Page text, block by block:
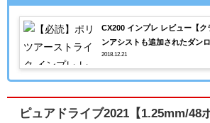
CX200 インプレ レビュー【
ンアシストも追加されたダン
2018.12.21
ピュアドライブ2021【1.25mm/48